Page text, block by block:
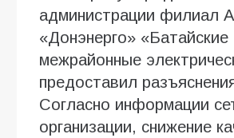
администрации филиал
«Донэнерго» «Батайские
межрайонные
предоставил
Согласно информации
организации, снижение